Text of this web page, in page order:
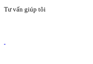
Tư vấn giúp tôi